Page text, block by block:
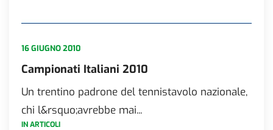
16 GIUGNO 2010
Campionati Italiani 2010
Un trentino padrone del tennistavolo nazionale,
chi l&rsquo;avrebbe mai...
IN ARTICOLI